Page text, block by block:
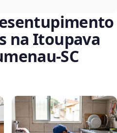
na Itoupava